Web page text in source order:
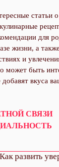
статьи
для
жизни, а
и
может быть
вкуса
СВЯЗИ
Как развить